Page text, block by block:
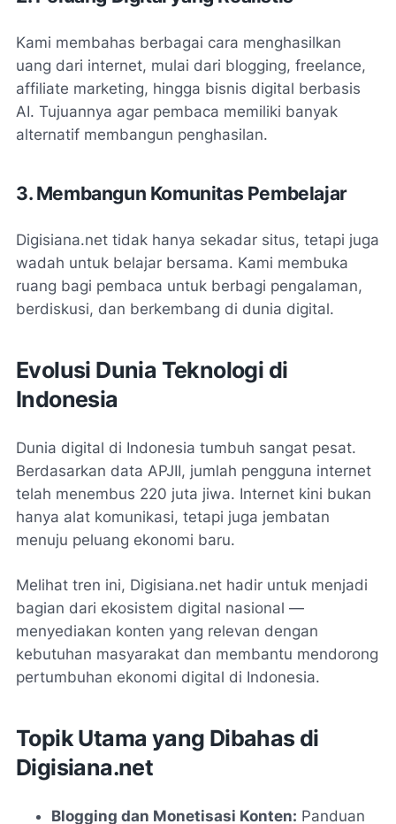
Kami membahas berbagai cara menghasilkan
uang dari internet, mulai dari blogging, freelance,
affiliate marketing, hingga bisnis digital berbasis
AI. Tujuannya agar pembaca memiliki banyak
alternatif membangun penghasilan.
3. Membangun Komunitas Pembelajar
Digisiana.net tidak hanya sekadar situs, tetapi juga
wadah untuk belajar bersama. Kami membuka
ruang bagi pembaca untuk berbagi pengalaman,
berdiskusi, dan berkembang di dunia digital.
Evolusi Dunia Teknologi di
Indonesia
Dunia digital di Indonesia tumbuh sangat pesat.
Berdasarkan data APJII, jumlah pengguna internet
telah menembus 220 juta jiwa. Internet kini bukan
hanya alat komunikasi, tetapi juga jembatan
menuju peluang ekonomi baru.
Melihat tren ini, Digisiana.net hadir untuk menjadi
bagian dari ekosistem digital nasional —
menyediakan konten yang relevan dengan
kebutuhan masyarakat dan membantu mendorong
pertumbuhan ekonomi digital di Indonesia.
Topik Utama yang Dibahas di
Digisiana.net
Blogging dan Monetisasi Konten: Panduan